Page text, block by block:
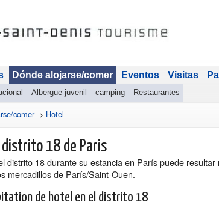
Dónde alojarse/comer
Albergue juvenil camping Restaurantes
Eventos Visitas
comer> Hotel
distrito 18 de Paris
distrito 18 durante su estancia en París puede
mercadillos de París/Saint-Ouen.
de hotel en el distrito 18